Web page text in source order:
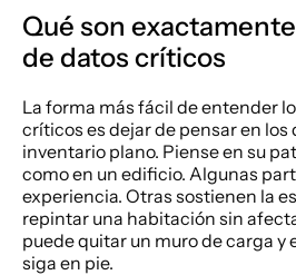
Qué son
de datos críticos
La forma más fácil de entender
críticos es dejar de pensar en los
inventario plano. Piense en su
como en un edificio. Algunas
experiencia. Otras sostienen la
repintar una habitación sin
puede quitar un muro de carga y
siga en pie.